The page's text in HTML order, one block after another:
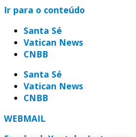
Ir para o conteúdo
Santa Sé
Vatican News
CNBB
Santa Sé
Vatican News
CNBB
WEBMAIL